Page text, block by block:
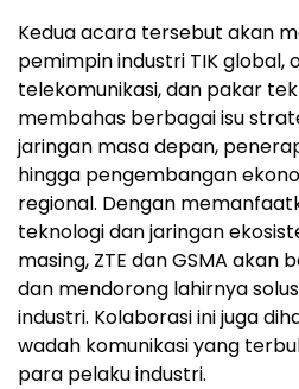
Kedua acara tersebut akan
pemimpin industri TIK global,
telekomunikasi, dan pakar
membahas berbagai isu
jaringan masa depan,
hingga pengembangan
regional. Dengan
teknologi dan jaringan
masing, ZTE dan GSMA akan
dan mendorong lahirnya
industri. Kolaborasi ini juga
wadah komunikasi yang
para pelaku industri.